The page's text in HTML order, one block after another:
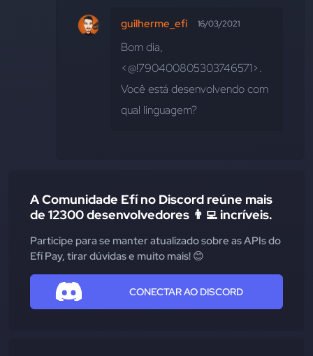
guilherme_efi 16/03/2021
Bom dia,
<@!790400805303746571>.
Você está desenvolvendo com
qual linguagem?
A Comunidade Efí no Discord reúne mais
de 12300 desenvolvedores 👨‍💻 incríveis.
Participe para se manter atualizado sobre as APIs do
Efí Pay, tirar dúvidas e muito mais! 😊
CONECTAR AO DISCORD